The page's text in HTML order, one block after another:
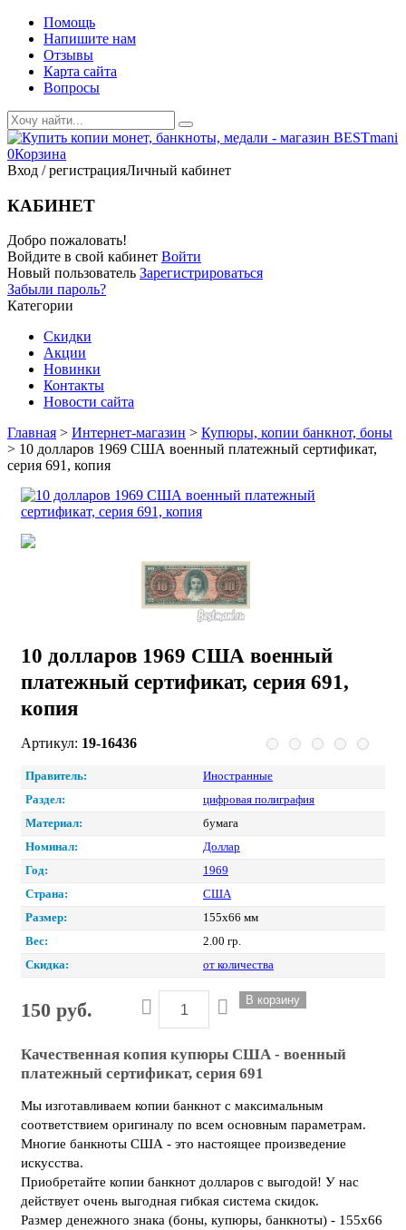
Помощь
Напишите нам
Отзывы
Карта сайта
Вопросы
0Корзина
Вход / регистрацияЛичный кабинет
КАБИНЕТ
Добро пожаловать!
Войдите в свой кабинет Войти
Новый пользователь Зарегистрироваться
Забыли пароль?
Категории
Скидки
Акции
Новинки
Контакты
Новости сайта
Главная > Интернет-магазин > Купюры, копии банкнот, боны
> 10 долларов 1969 США военный платежный сертификат,
серия 691, копия
10 долларов 1969 США военный
платежный сертификат, серия 691,
копия
Артикул: 19-16436
Правитель:
Иностранные
Раздел:
цифровая полиграфия
Материал:
бумага
Номинал:
Доллар
Год:
1969
Страна:
США
Размер:
155х66 мм
Вес:
2.00 гр.
Скидка:
от количества
150 руб.
Качественная копия купюры США - военный
платежный сертификат, серия 691
Мы изготавливаем копии банкнот с максимальным
соответствием оригиналу по всем основным параметрам.
Многие банкноты США - это настоящее произведение
искусства.
Приобретайте копии банкнот долларов с выгодой! У нас
действует очень выгодная гибкая система скидок.
Размер денежного знака (боны, купюры, банкноты) - 155х66